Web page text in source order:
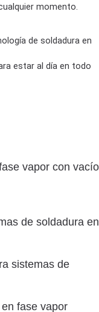
momento.
de soldadura en
estar al día en todo
vapor con vacío
de soldadura en
sistemas de
fase vapor